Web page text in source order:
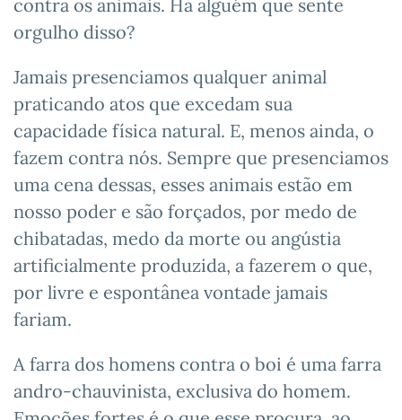
contra os animais. Há alguém que sente
orgulho disso?
Jamais presenciamos qualquer animal
praticando atos que excedam sua
capacidade física natural. E, menos ainda, o
fazem contra nós. Sempre que presenciamos
uma cena dessas, esses animais estão em
nosso poder e são forçados, por medo de
chibatadas, medo da morte ou angústia
artificialmente produzida, a fazerem o que,
por livre e espontânea vontade jamais
fariam.
A farra dos homens contra o boi é uma farra
andro-chauvinista, exclusiva do homem.